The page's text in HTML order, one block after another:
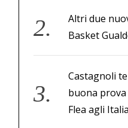
Altri due
Basket
Castagnoli
buona prova
Flea agli